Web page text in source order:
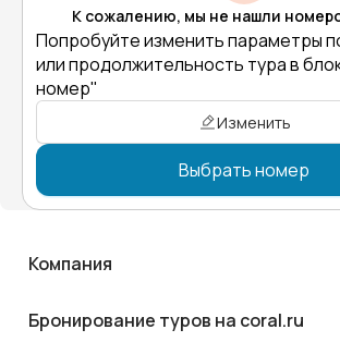
К сожалению, мы не нашли
Попробуйте изменить параметры
или продолжительность тура в
номер"
Изменить
Выбрать номер
Компания
Бронирование туров на coral.ru